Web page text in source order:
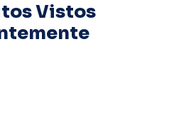
Vistos